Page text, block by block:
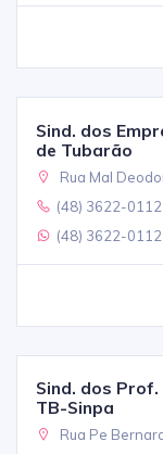
Sind. dos
de Tubarão
Rua Mal
(48) 3622-0112
(48) 3622-0112
Sind. dos
TB-Sinpa
Rua Pe